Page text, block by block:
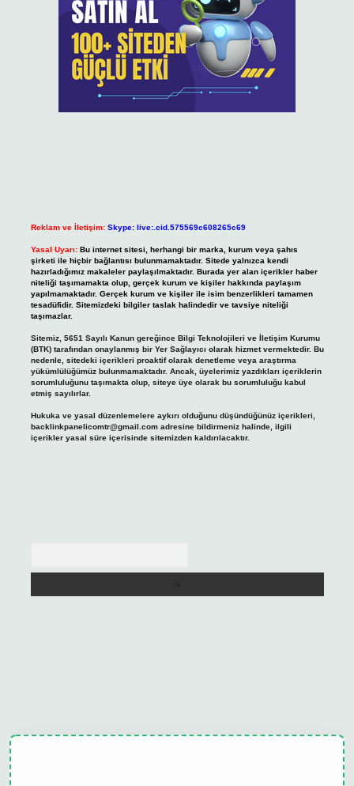
Reklam ve İletişim: Skype: live:.cid.575569c608265c69
Yasal Uyarı: Bu internet sitesi, herhangi bir marka, kurum veya şahıs
şirketi ile hiçbir bağlantısı bulunmamaktadır. Sitede yalnızca kendi
hazırladığımız makaleler paylaşılmaktadır. Burada yer alan içerikler haber
niteliği taşımamakta olup, gerçek kurum ve kişiler hakkında paylaşım
yapılmamaktadır. Gerçek kurum ve kişiler ile isim benzerlikleri tamamen
tesadüfidir. Sitemizdeki bilgiler taslak halindedir ve tavsiye niteliği
taşımazlar.
Sitemiz, 5651 Sayılı Kanun gereğince Bilgi Teknolojileri ve İletişim Kurumu
(BTK) tarafından onaylanmış bir Yer Sağlayıcı olarak hizmet vermektedir. Bu
nedenle, sitedeki içerikleri proaktif olarak denetleme veya araştırma
yükümlülüğümüz bulunmamaktadır. Ancak, üyelerimiz yazdıkları içeriklerin
sorumluluğunu taşımakta olup, siteye üye olarak bu sorumluluğu kabul
etmiş sayılırlar.
Hukuka ve yasal düzenlemelere aykırı olduğunu düşündüğünüz içerikleri,
backlinkpanelicomtr@gmail.comadresine bildirmeniz halinde, ilgili
içerikler yasal süre içerisinde sitemizden kaldırılacaktır.